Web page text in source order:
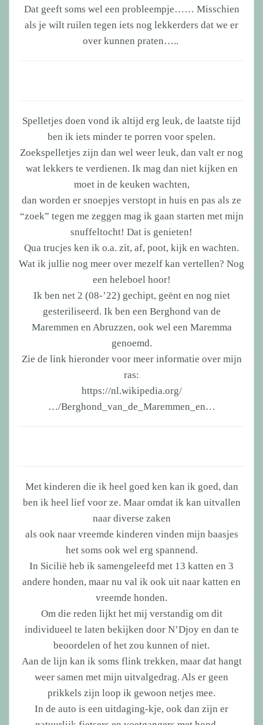
Dat geeft soms wel een probleempje…… Misschien
als je wilt ruilen tegen iets nog lekkerders dat we er
over kunnen praten…..
Spelletjes doen vond ik altijd erg leuk, de laatste tijd
ben ik iets minder te porren voor spelen.
Zoekspelletjes zijn dan wel weer leuk, dan valt er nog
wat lekkers te verdienen. Ik mag dan niet kijken en
moet in de keuken wachten,
dan worden er snoepjes verstopt in huis en pas als ze
“zoek” tegen me zeggen mag ik gaan starten met mijn
snuffeltocht! Dat is genieten!
Qua trucjes ken ik o.a. zit, af, poot, kijk en wachten.
Wat ik jullie nog meer over mezelf kan vertellen? Nog
een heleboel hoor!
Ik ben net 2 (08-’22) gechipt, geënt en nog niet
gesteriliseerd. Ik ben een Berghond van de
Maremmen en Abruzzen, ook wel een Maremma
genoemd.
Zie de link hieronder voor meer informatie over mijn
ras:
https://nl.wikipedia.org/
…/Berghond_van_de_Maremmen_en…
Met kinderen die ik heel goed ken kan ik goed, dan
ben ik heel lief voor ze. Maar omdat ik kan uitvallen
naar diverse zaken
als ook naar vreemde kinderen vinden mijn baasjes
het soms ook wel erg spannend.
In Sicilië heb ik samengeleefd met 13 katten en 3
andere honden, maar nu val ik ook uit naar katten en
vreemde honden.
Om die reden lijkt het mij verstandig om dit
individueel te laten bekijken door N’Djoy en dan te
beoordelen of het zou kunnen of niet.
Aan de lijn kan ik soms flink trekken, maar dat hangt
weer samen met mijn uitvalgedrag. Als er geen
prikkels zijn loop ik gewoon netjes mee.
In de auto is een uitdaging-kje, ook dan zijn er